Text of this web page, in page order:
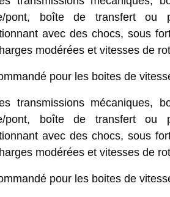
pont, boîte de transfert ou
avec des chocs, sous
modérées et vitesses de
pour les boites de
transmissions mécaniques,
pont, boîte de transfert ou
avec des chocs, sous
modérées et vitesses de
pour les boites de